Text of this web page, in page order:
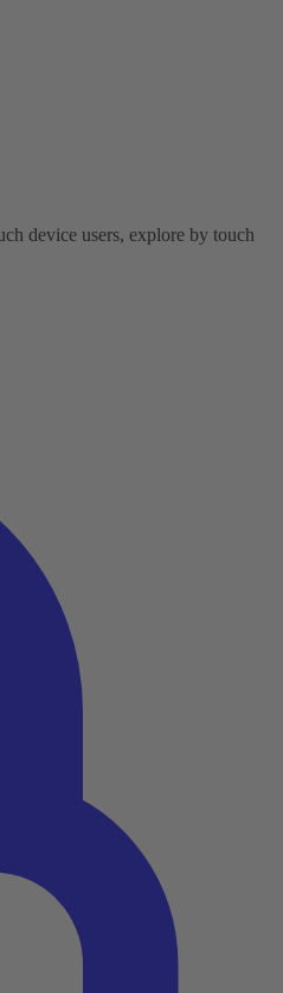
device users, explore by touch